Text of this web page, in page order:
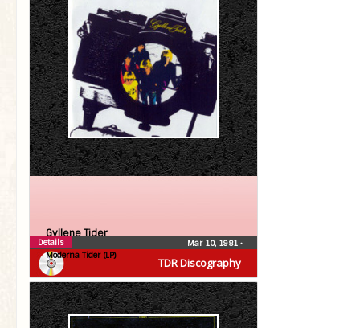
TDR Discography
Gyllene Tider
Moderna Tider (LP)
Mar 10, 1981 •
Details